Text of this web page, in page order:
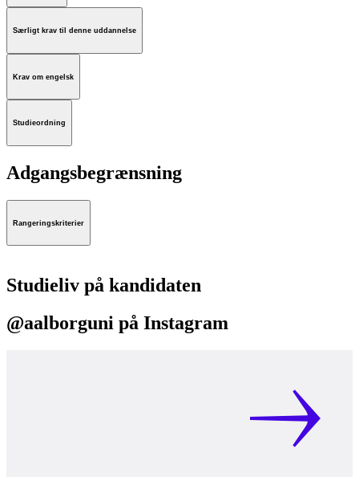
Særligt krav til denne uddannelse
Krav om engelsk
Studieordning
Adgangsbegrænsning
Rangeringskriterier
Studieliv på kandidaten
@aalborguni på Instagram